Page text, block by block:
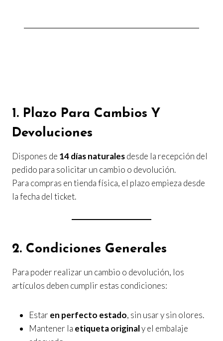
1. Plazo Para Cambios Y
Devoluciones
Dispones de 14 días naturalesdesde la recepción del
pedido para solicitar un cambio o devolución.
Para compras en tienda física, el plazo empieza desde
la fecha del ticket.
2. Condiciones Generales
Para poder realizar un cambio o devolución, los
artículos deben cumplir estas condiciones:
Estar en perfecto estado, sin usar y sin olores.
Mantener la etiqueta originaly el embalaje